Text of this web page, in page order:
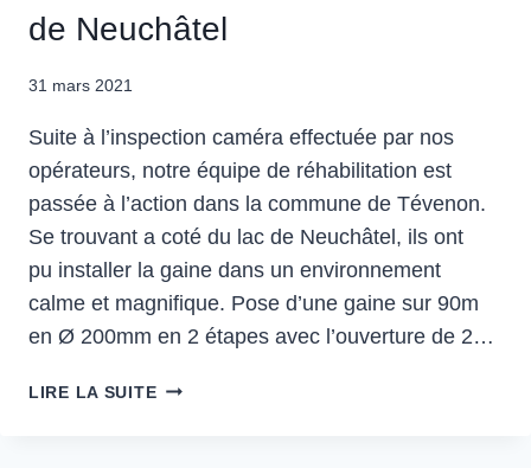
de Neuchâtel
31 mars 2021
Suite à l’inspection caméra effectuée par nos
opérateurs, notre équipe de réhabilitation est
passée à l’action dans la commune de Tévenon.
Se trouvant a coté du lac de Neuchâtel, ils ont
pu installer la gaine dans un environnement
calme et magnifique. Pose d’une gaine sur 90m
en Ø 200mm en 2 étapes avec l’ouverture de 2…
LIRE LA SUITE